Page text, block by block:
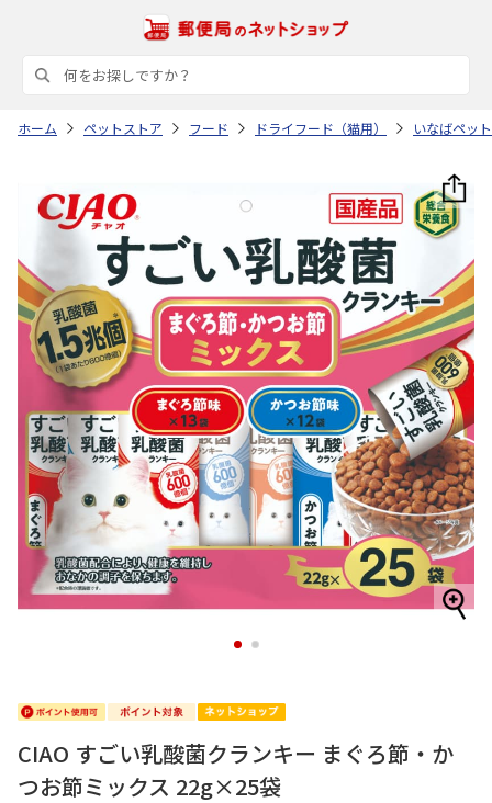
ホーム ペットストア フード ドライフード（猫用） いなばペッ
1 2
CIAO すごい乳酸菌クランキー まぐろ節・か
つお節ミックス 22g×25袋